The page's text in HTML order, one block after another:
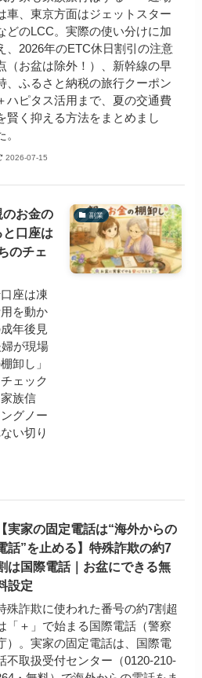
車、東京方面はジェットスター
どのLCC。実際の使い分けに加
、2026年のETC休日割引の注意
（お盆は除外！）、新幹線の早
、ふるさと納税の旅行クーポン
ハピタス活用まで、夏の交通費
賢く抑える方法をまとめまし
。
2026-07-15
副業
のお金の
口座は
のチェ
座は凍
を動か
年後見
が現場
卸し」
ェック
族信
グノー
い切り
【実家の固定電話は“海外からの
話”を止める】特殊詐欺の約7
は国際電話｜お盆にできる無
設定
殊詐欺に使われた番号の約7割超
「＋」で始まる国際電話（警察
）。実家の固定電話は、国際電
不取扱受付センター（0120-210-